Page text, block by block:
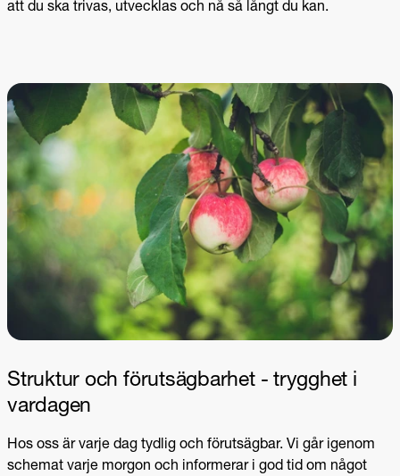
att du ska trivas, utvecklas och nå så långt du kan.
Struktur och förutsägbarhet - trygghet i
vardagen
Hos oss är varje dag tydlig och förutsägbar. Vi går igenom
schemat varje morgon och informerar i god tid om något